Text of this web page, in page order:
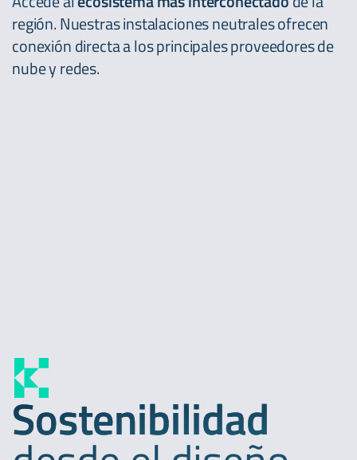
región. Nuestras instalaciones neutrales ofrecen
conexión directa a los principales proveedores de
nube y redes.
Sostenibilidad